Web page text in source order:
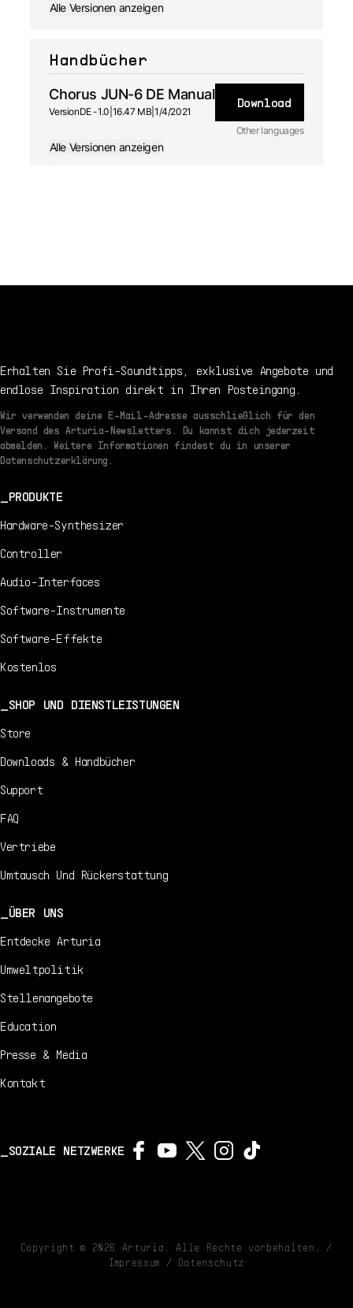
Alle Versionen anzeigen
Handbücher
Chorus JUN-6 DE Manual
VersionDE -1.0 16.47 MB 1/4/2021
Download
Other languages
Alle Versionen anzeigen
Erhalten Sie Profi-Soundtipps, exklusive Angebote und
endlose Inspiration direkt in Ihren Posteingang.
Wir verwenden deine E-Mail-Adresse ausschließlich für den
Versand des Arturia-Newsletters. Du kannst dich jederzeit
abmelden. Weitere Informationen findest du in unserer
Datenschutzerklärung.
PRODUKTE
Hardware-Synthesizer
Controller
Audio-Interfaces
Software-Instrumente
Software-Effekte
Kostenlos
SHOP UND DIENSTLEISTUNGEN
Store
Downloads & Handbücher
Support
FAQ
Vertriebe
Umtausch Und Rückerstattung
ÜBER UNS
Entdecke Arturia
Umweltpolitik
Stellenangebote
Education
Presse & Media
Kontakt
SOZIALE NETZWERKE
Copyright © 2026
Arturia. Alle Rechte vorbehalten. /
Impressum / Datenschutz